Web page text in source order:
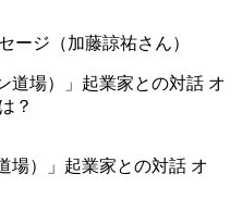
ージ（加藤諒祐さん）
場）」起業家との対話 オ